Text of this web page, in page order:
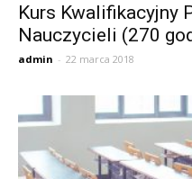
Kurs Kwalifikacyjny
Nauczycieli (270
admin - 22 marca 2018